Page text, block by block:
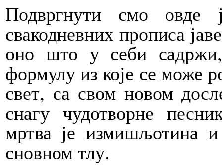
Подвргнути смо овде
свакодневних прописа
оно што у себи
формулу из које се може
свет, са свом новом
снагу чудотворне
мртва је измишљотина
сновном тлу.